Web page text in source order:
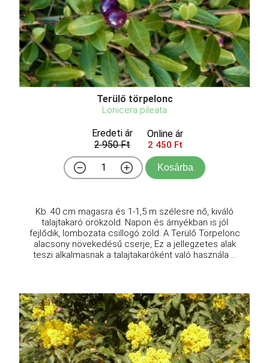
Terülő törpelonc
Lonicera pileata
Eredeti ár
2 950 Ft
Online ár
2 450 Ft
Kosárba
Kb. 40 cm magasra és 1-1,5 m szélesre nő, kiváló
talajtakaró örökzöld. Napon és árnyékban is jól
fejlődik, lombozata csillogó zöld. A Terülő Törpelonc
alacsony növekedésű cserje, Ez a jellegzetes alak
teszi alkalmasnak a talajtakaróként való használa ...